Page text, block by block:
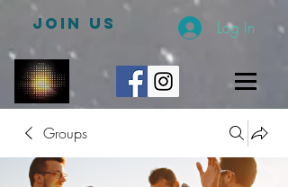
JOIN US Log In
Groups